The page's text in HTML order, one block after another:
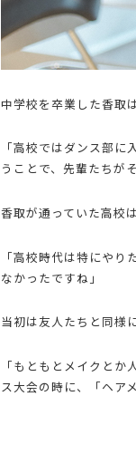
中学校を卒業した香取
「高校ではダンス部
うことで、先輩たちが
香取が通っていた高校
「高校時代は特にや
なかったですね」
当初は友人たちと同様
「もともとメイクと
ス大会の時に、「ヘア